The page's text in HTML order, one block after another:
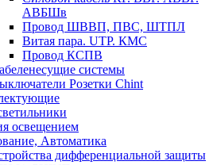
АВБШв
Провод ШВВП, ПВС, ШТПЛ
Витая пара. UTP. КМС
Провод КСПВ
системы
Розетки Chint
освещением
Автоматика
дифференциальной защиты